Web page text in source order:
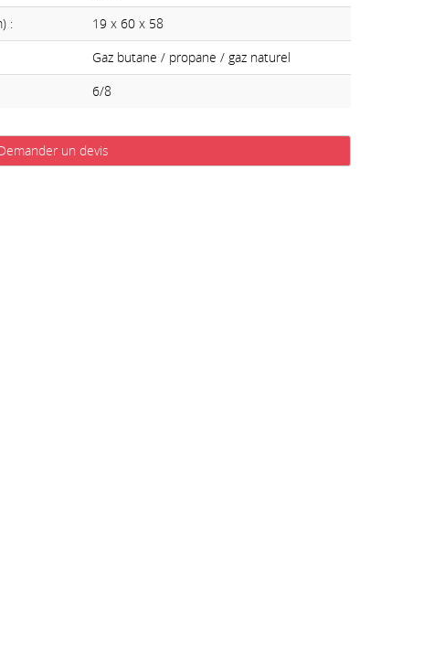
:
19 x 60 x 58
Gaz butane / propane / gaz naturel
6/8
un devis